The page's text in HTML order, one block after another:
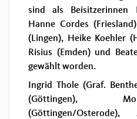
sind als Beisitzerinnen
Hanne Cordes
(Lingen), Heike Koehler
Risius (Emden) und
gewählt worden.
Ingrid Thole (Graf.
(Göttingen),
(Göttingen/Osterode),